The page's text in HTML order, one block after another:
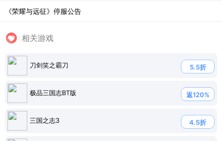
《荣耀与远征》停服公告
相关游戏
刀剑笑之霸刀 5.5折
极品三国志BT版 返120%
三国之志3 4.5折